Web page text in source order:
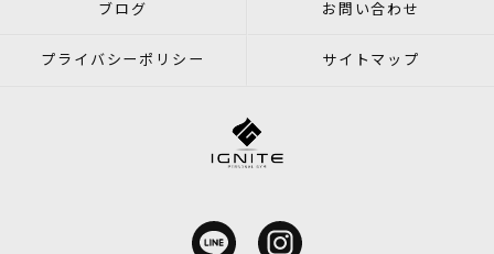
ブログ お問い合わせ
プライバシーポリシー サイトマップ